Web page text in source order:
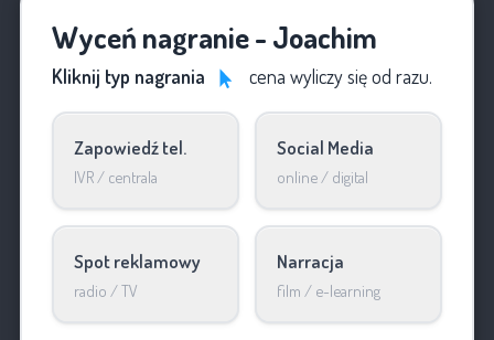
Wyceń nagranie - Joachim
Kliknij typ nagrania cena wyliczy się od razu.
Zapowiedź tel.
IVR / centrala
Social Media
online / digital
Spot reklamowy
radio / TV
Narracja
film / e-learning